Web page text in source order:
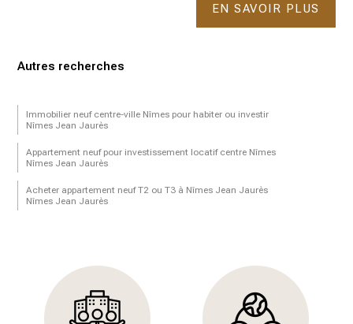
EN SAVOIR PLUS
Autres recherches
Immobilier neuf centre-ville Nîmes pour habiter ou investir
Nîmes Jean Jaurès
Appartement neuf pour investissement locatif centre Nîmes
Nîmes Jean Jaurès
Acheter appartement neuf T2 ou T3 à Nîmes Jean Jaurès
Nîmes Jean Jaurès